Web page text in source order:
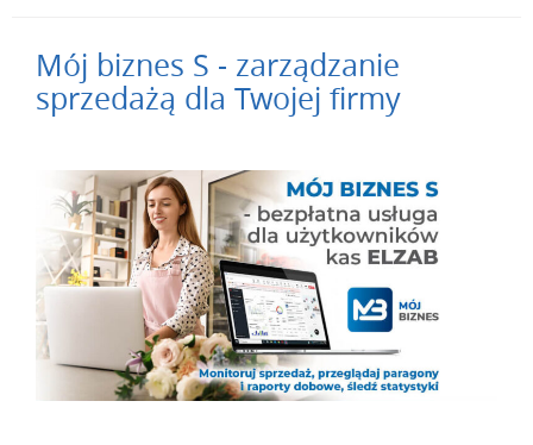
Mój biznes S - zarządzanie
sprzedażą dla Twojej firmy